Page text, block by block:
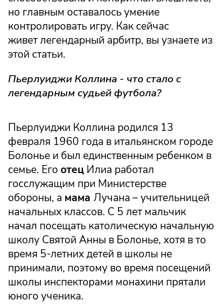
но главным оставалось умение
контролировать игру. Как сейчас
живет легендарный арбитр, вы узнаете из
этой статьи.
Пьерлуиджи Коллина - что стало с
легендарным судьей футбола?
Пьерлуиджи Коллина родился 13
февраля 1960 года в итальянском городе
Болонье и был единственным ребенком в
семье. Его отец Илиа работал
госслужащим при Министерстве
обороны, а мама Лучана – учительницей
начальных классов. С 5 лет мальчик
начал посещать католическую начальную
школу Святой Анны в Болонье, хотя в то
время 5-летних детей в школы не
принимали, поэтому во время посещений
школы инспекторами монахини прятали
юного ученика.